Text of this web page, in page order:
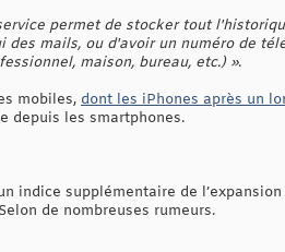
permet de stocker tout
mails, ou d'avoir un numéro de
maison, bureau, etc.) ».
mobiles, dont les iPhones après un
depuis les smartphones.
indice supplémentaire de
de nombreuses rumeurs.